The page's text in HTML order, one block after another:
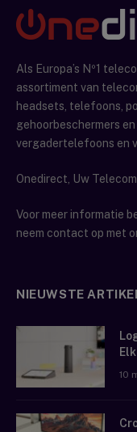
Als Europa’s Nº1
assortiment van
headsets, telefoons,
gehoorbeschermers
vergadertelefoons en
Onedirect, Uw
Voor meer informatie
neem contact op met
NIEUWSTE
10